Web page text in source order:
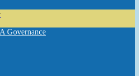
Governance